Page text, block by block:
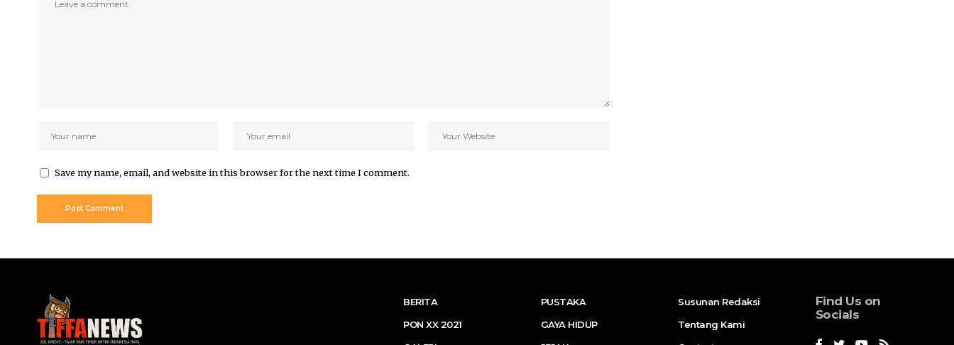
Save my name, email, and website in this browser for the next time I comment.
BERITA
PON XX 2021
PUSTAKA
GAYA HIDUP
Susunan Redaksi
Tentang Kami
Find Us on
Socials